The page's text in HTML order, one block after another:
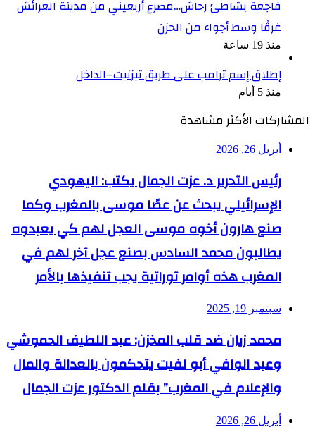
فاجعة بشاطئ رحاش…مصرع أربعيني من مدينة العرائش
غرقًا وسط أجواء من الحزن
منذ 19 ساعة
إطلاق إسم ترامب على طريق تيزنيت–الداخل
منذ 5 أيام
المشاركات الأكثر مشاهدة
أبريل 26, 2026
رئيس التحرير د. عزت الجمال يكتب: اليهودي
الإسرائيلي يبحث عن عصًا موسى بالمغرب وكما
صنع هارون أخوه موسى العجل لهم كي يعبدوه
يطالبون محمد السادس بصنع عجل آخر لهم في
المغرب هذه أوامر توراتية يجب تنفيذها بالأمر
سبتمبر 19, 2025
محمد زيان ضد قلب المخزن: عبد اللطيف الحموشي
وعبد الوافي أبو لفيت يتحكمون بالعدالة والمال
والإعلام في المغرب” بقلم الدكتور عزت الجمال
أبريل 26, 2026